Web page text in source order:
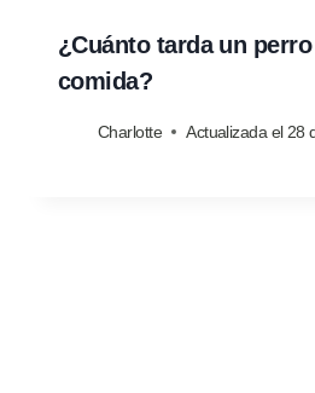
¿Cuánto tarda un
comida?
Charlotte Actualizada el 28